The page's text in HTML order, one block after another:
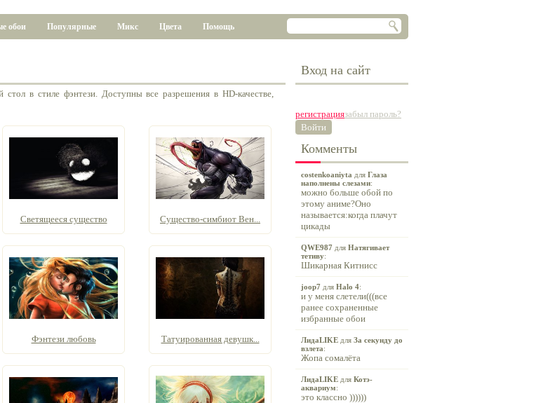
обои Популярные Микс Цвета Помощь
в стиле фэнтези. Доступны все разрешения в HD-качестве,
Светящееся существо Существо-симбиот Вен...
Фэнтези любовь Татуированная девушк...
Вход на сайт
регистрациязабыл пароль?
Войти
Комменты
costenkoaniyta для Глаза
наполнены слезами:
можно больше обой по
этому аниме?Оно
называется:когда плачут
цикады
QWE987 для Натягивает
тетиву:
Шикарная Китнисс
joop7 для Halo 4:
и у меня слетели(((все
ранее сохраненные
избранные обои
ЛидаLIKE для За секунду до
взлета:
Жопа сомалёта
ЛидаLIKE для Котэ-
аквариум:
это классно ))))))